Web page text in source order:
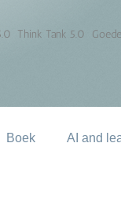
Think Tank 5.0
Boek AI and